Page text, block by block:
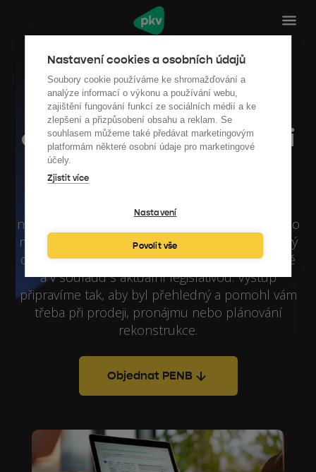
Nastavení cookies a osobních údajů
Soubory cookie používáme ke shromažďování a
analýze informací o výkonu a používání webu,
zajištění fungování funkcí ze sociálních médií a ke
zlepšení a přizpůsobení obsahu a reklam. Se
souhlasem můžeme také předávat marketingovým
platformám některé osobní údaje pro marketingové
účely.
Zjistit více
Nastavení
Povolit vše
PENB Nymburk:
Zpracujeme průkaz
energetické náročnosti
Potřebujete zpracovat průkaz energetické
náročnosti budovy v Nymburce ? Postaráme se o
něj za vás. Zajistíme energetický štítek pro bytový
dům nebo komerční prostor. Rychle, spolehlivě
a v souladu s aktuální legislativou. Výstup
připravíme tak, aby byl přehledný a pomohl vám
třeba při prodeji, pronájmu nebo plánování
rekonstrukce.
Objednat PENB